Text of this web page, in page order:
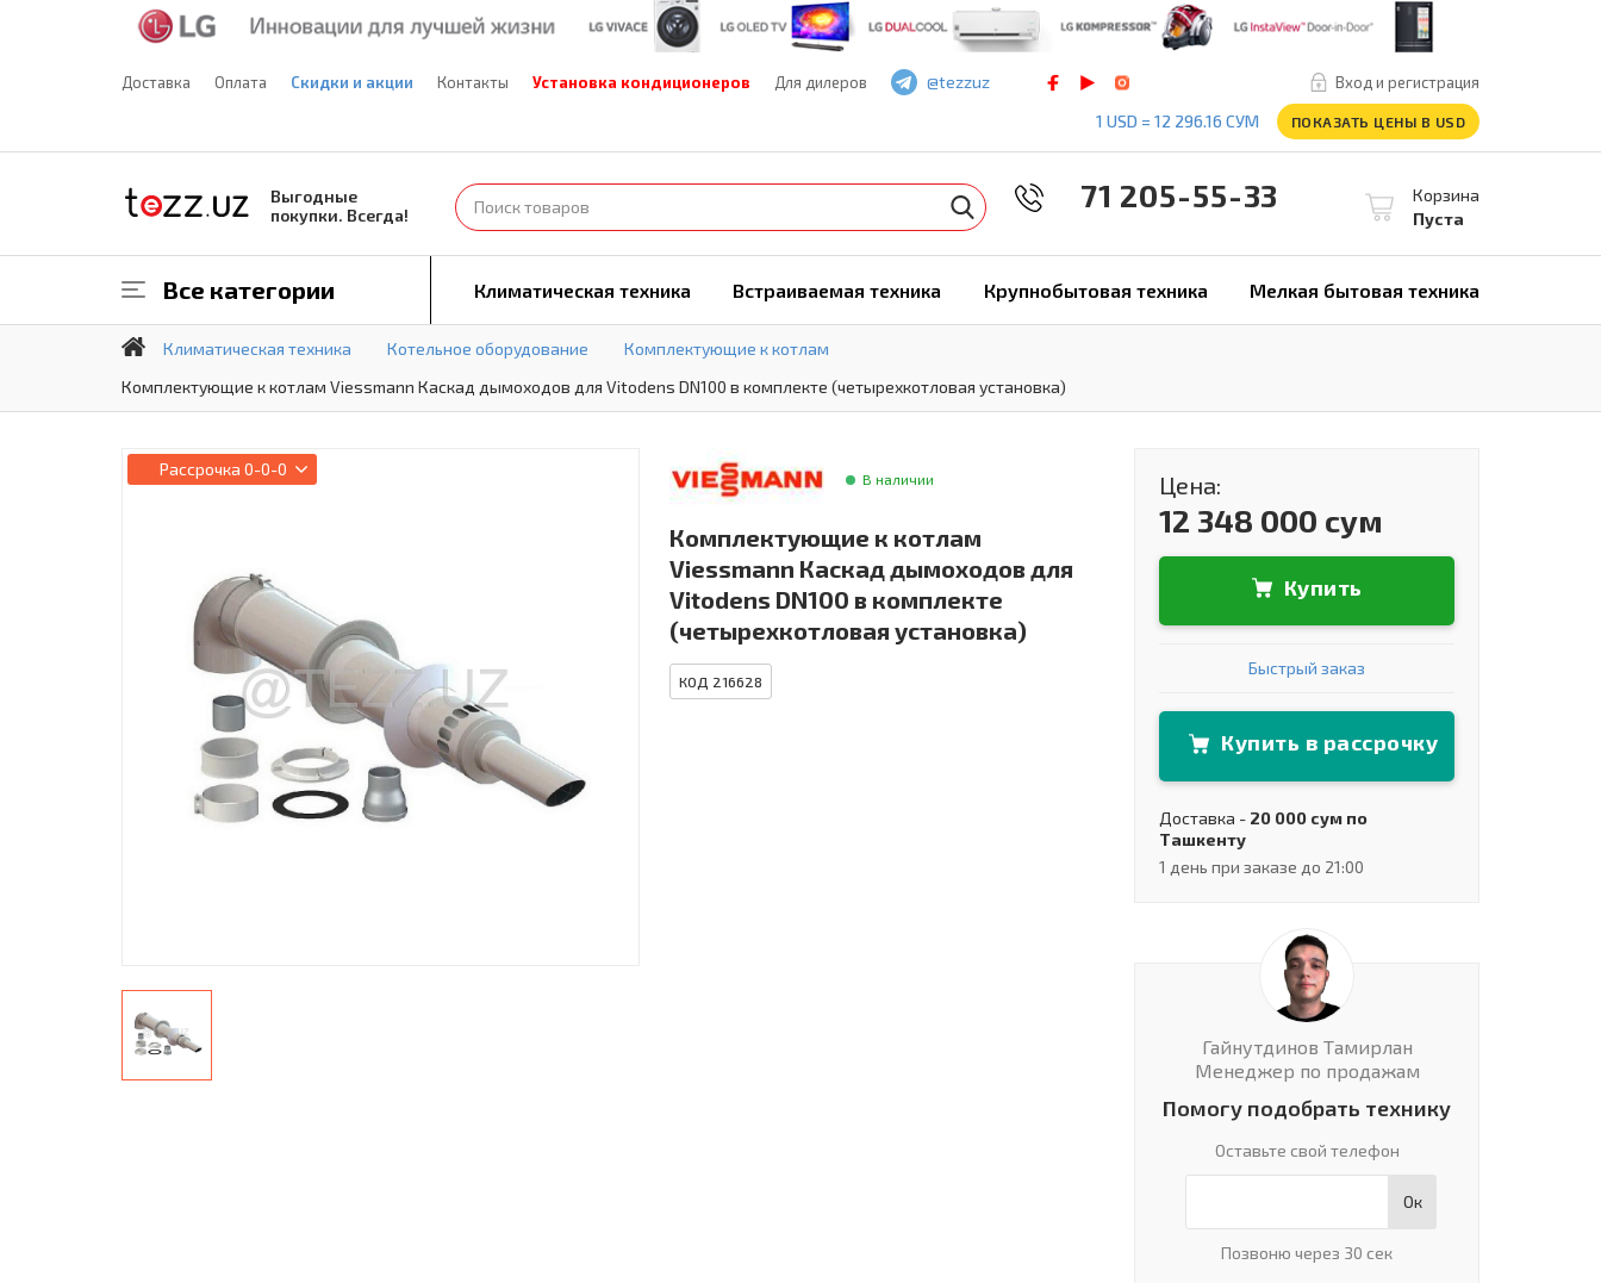
Доставка Оплата Скидки и акции Контакты Установка кондиционеров Для дилеров Вход и регистрация
@tezzuz
1 USD = 12 296.16 СУМ
ПОКАЗАТЬ ЦЕНЫ В USD
Выгодные
покупки. Всегда!
Корзина
Пуста
71 205-55-33
Все категории Климатическая техника Встраиваемая техника Крупнобытовая техника Мелкая бытовая техника
Климатическая техника Котельное оборудование
Комплектующие к котлам
Комплектующие к котлам Viessmann Каскад дымоходов для Vitodens DN100 в комплекте (четырехкотловая установка)
Рассрочка 0-0-0
В наличии
Комплектующие к котлам
Viessmann Каскад дымоходов для
Vitodens DN100 в комплекте
(четырехкотловая установка)
КОД 216628
Цена:
12 348 000 сум
Купить
Быстрый заказ
Купить в рассрочку
Доставка - 20 000 сум по
Ташкенту
1 день при заказе до 21:00
Гайнутдинов Тамирлан
Менеджер по продажам
Помогу подобрать технику
Оставьте свой телефон
Ок
Позвоню через 30 сек